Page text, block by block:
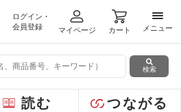
ログイン・
会員登録
マイページ カート
メニ
メニュー
検索
読む つながる